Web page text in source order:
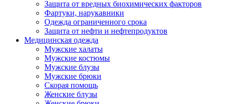
Защита от вредных биохимических факторов
Фартуки, нарукавники
Одежда ограниченного срока
Защита от нефти и нефтепродуктов
Медицинская одежда
Мужские халаты
Мужские костюмы
Мужские блузы
Мужские брюки
Скорая помощь
Женские блузы